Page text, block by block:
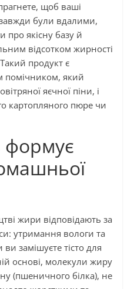
щоб ваші
були вдалими,
про якісну базу й
відсотком жирності
продукт є
помічником, який
яєчної піни, і
картопляного пюре чи
формує
жири відповідають за
утримання вологи та
замішуєте тісто для
основі, молекули жиру
(пшеничного білка), не